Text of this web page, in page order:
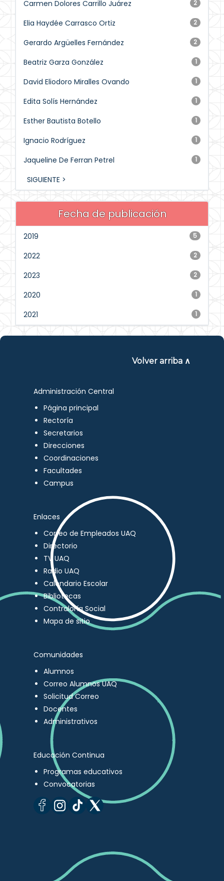
2
Carmen Dolores Carrillo Juárez
2
Elia Haydée Carrasco Ortiz
2
Gerardo Argüelles Fernández
1
Beatriz Garza González
1
David Eliodoro Miralles Ovando
1
Edita Solís Hernández
1
Esther Bautista Botello
1
Ignacio Rodríguez
1
Jaqueline De Ferran Petrel
SIGUIENTE >
Fecha de publicación
5
2019
2
2022
2
2023
1
2020
1
2021
Volver arriba ∧
Administración Central
Página principal
Rectoría
Secretarios
Direcciones
Coordinaciones
Facultades
Campus
Enlaces
Correo de Empleados UAQ
Directorio
TV UAQ
Radio UAQ
Calendario Escolar
Bibliotecas
Contraloría Social
Mapa de sitio
Comunidades
Alumnos
Correo Alumnos UAQ
Solicitud Correo
Docentes
Administrativos
Educación Continua
Programas educativos
Convocatorias